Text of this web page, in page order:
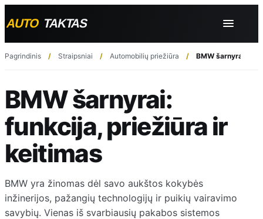
Pagrindinis Straipsniai Automobilių priežiūra BMW šarnyrai:
BMW šarnyrai:
funkcija, priežiūra ir
keitimas
BMW yra žinomas dėl savo aukštos kokybės
inžinerijos, pažangių technologijų ir puikių vairavimo
savybių. Vienas iš svarbiausių pakabos sistemos